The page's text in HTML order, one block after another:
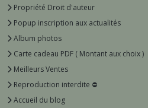
Propriété Droit d'auteur
Popup inscription aux actualités
Album photos
Carte cadeau PDF ( Montant aux choix )
Meilleurs Ventes
Reproduction interdite ⛔️
Accueil du blog